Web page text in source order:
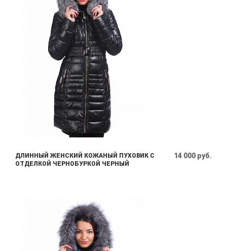
ДЛИННЫЙ ЖЕНСКИЙ КОЖАНЫЙ ПУХОВИК С
ОТДЕЛКОЙ ЧЕРНОБУРКОЙ ЧЕРНЫЙ
14 000 руб.